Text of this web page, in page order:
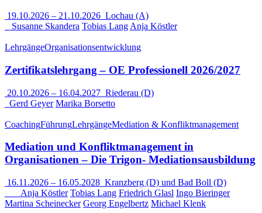
19.10.2026 – 21.10.2026 Lochau (A)
Susanne Skandera Tobias Lang Anja Köstler
LehrgängeOrganisationsentwicklung
Zertifikatslehrgang – OE Professionell 2026/2027
20.10.2026 – 16.04.2027 Riederau (D)
Gerd Geyer Marika Borsetto
CoachingFührungLehrgängeMediation & Konfliktmanagement
Mediation und Konfliktmanagement in
Organisationen – Die Trigon- Mediationsausbildung
16.11.2026 – 16.05.2028 Kranzberg (D) und Bad Boll (D)
Anja Köstler Tobias Lang Friedrich Glasl Ingo Bieringer
Martina Scheinecker Georg Engelbertz Michael Klenk